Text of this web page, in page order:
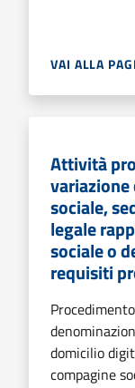
VAI ALLA
Attività
sociale,
legale
sociale o
requisiti
domicilio
compagine